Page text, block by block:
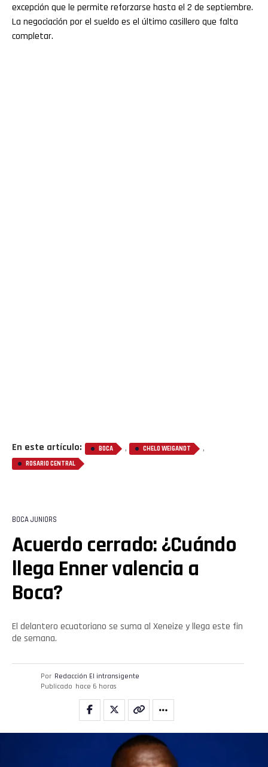
excepción que le permite reforzarse hasta el 2 de septiembre.
La negociación por el sueldo es el último casillero que falta
completar.
En este artículo: BOCA , CHELO WEIGANDT ,
ROSARIO CENTRAL
BOCA JUNIORS
Acuerdo cerrado: ¿Cuándo
llega Enner valencia a
Boca?
El delantero ecuatoriano se suma al Xeneize y llega este fin
de semana.
Por Redacción El intransigente
Publicado hace 6 horas